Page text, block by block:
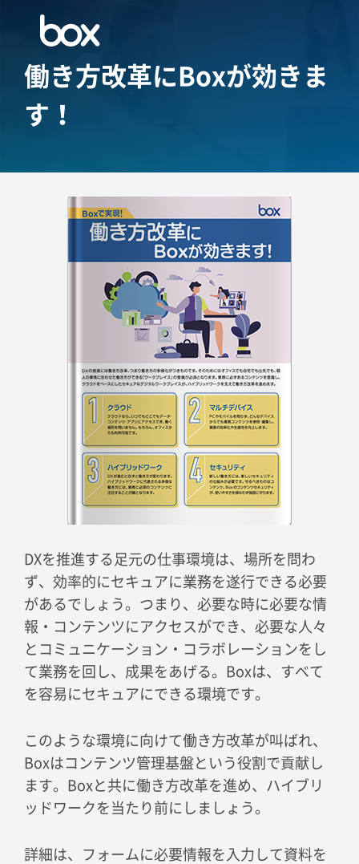
働き方改革にBoxが効きま
す！
DXを推進する足元の仕事環境は、場所を問わ
ず、効率的にセキュアに業務を遂行できる必要
があるでしょう。つまり、必要な時に必要な情
報・コンテンツにアクセスができ、必要な人々
とコミュニケーション・コラボレーションをし
て業務を回し、成果をあげる。Boxは、すべて
を容易にセキュアにできる環境です。
このような環境に向けて働き方改革が叫ばれ、
Boxはコンテンツ管理基盤という役割で貢献し
ます。Boxと共に働き方改革を進め、ハイブリ
ッドワークを当たり前にしましょう。
詳細は、フォームに必要情報を入力して資料を